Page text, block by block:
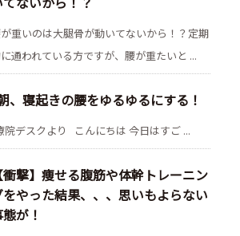
重いのは大腿骨が動いてないから！？定期
通われている方ですが、腰が重たいと ...
、寝起きの腰をゆるゆるにする！
デスクより こんにちは 今日はすご ...
衝撃】痩せる腹筋や体幹トレーニン
をやった結果、、、思いもよらない
が！